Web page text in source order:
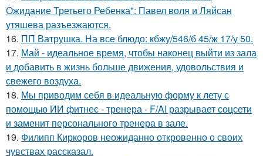
Ожидание Третьего Ребенка": Павел воля и Ляйсан
утяшева разъезжаются.
16. ПП Ватрушка. На все блюдо: кбжу/546/б 45/ж 17/у 50.
17. Май - идеальное время, чтобы наконец выйти из зала
и добавить в жизнь больше движения, удовольствия и
свежего воздуха.
18. Мы приводим себя в идеальную форму к лету с
помощью ИИ фитнес - тренера - F/AI разрывает соцсети
и заменит персонального тренера в зале.
19. Филипп Киркоров неожиданно откровенно о своих
чувствах рассказал.